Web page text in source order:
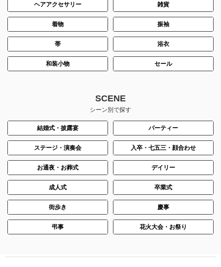
ヘアアクセサリー 雑貨
着物 振袖
帯 浴衣
和装小物 セール
SCENE
シーン別で探す
結婚式・披露宴 パーティー
ステージ・演奏会 入卒・七五三・顔合わせ
お通夜・お葬式 デイリー
成人式 卒業式
街歩き 慶事
弔事 花火大会・お祭り